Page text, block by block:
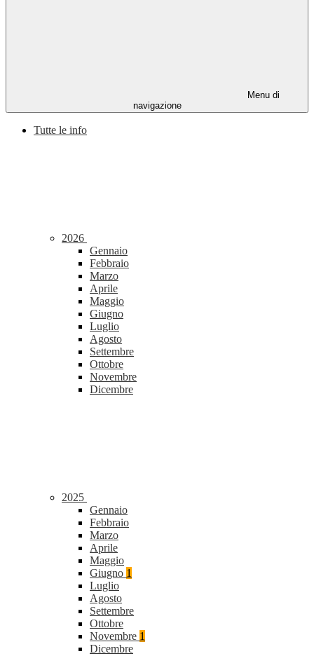
Menu di
navigazione
Tutte le info
2026
Gennaio
Febbraio
Marzo
Aprile
Maggio
Giugno
Luglio
Agosto
Settembre
Ottobre
Novembre
Dicembre
2025
Gennaio
Febbraio
Marzo
Aprile
Maggio
Giugno 1
Luglio
Agosto
Settembre
Ottobre
Novembre 1
Dicembre